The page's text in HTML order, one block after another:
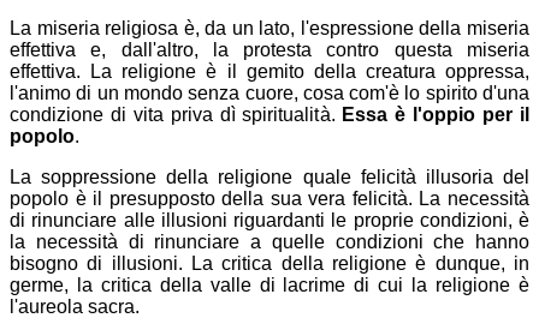
La miseria religiosa è, da un lato, l'espressione della miseria
effettiva e, dall'altro, la protesta contro questa miseria
effettiva. La religione è il gemito della creatura oppressa,
l'animo di un mondo senza cuore, cosa com'è lo spirito d'una
condizione di vita priva dì spiritualità. Essa è l'oppio per il
popolo.
La soppressione della religione quale felicità illusoria del
popolo è il presupposto della sua vera felicità. La necessità
di rinunciare alle illusioni riguardanti le proprie condizioni, è
la necessità di rinunciare a quelle condizioni che hanno
bisogno di illusioni. La critica della religione è dunque, in
germe, la critica della valle di lacrime di cui la religione è
l'aureola sacra.